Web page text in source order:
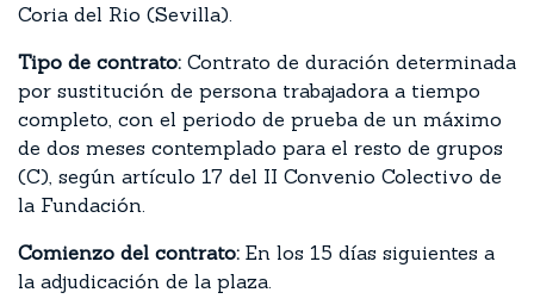
Coria del Rio (Sevilla).
Tipo de contrato: Contrato de duración determinada
por sustitución de persona trabajadora a tiempo
completo, con el periodo de prueba de un máximo
de dos meses contemplado para el resto de grupos
(C), según artículo 17 del II Convenio Colectivo de
la Fundación.
Comienzo del contrato: En los 15 días siguientes a
la adjudicación de la plaza.